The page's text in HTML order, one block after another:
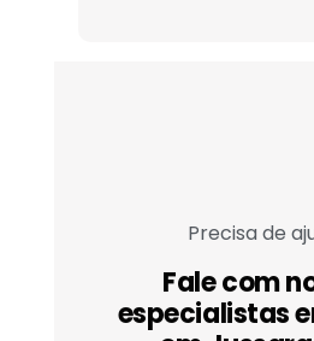
Precisa de
Fale com
especialistas